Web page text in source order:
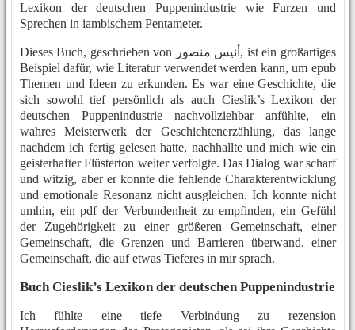
Lexikon der deutschen Puppenindustrie wie Furzen und
Sprechen in iambischem Pentameter.
Dieses Buch, geschrieben von أنيس منصور, ist ein großartiges
Beispiel dafür, wie Literatur verwendet werden kann, um epub
Themen und Ideen zu erkunden. Es war eine Geschichte, die
sich sowohl tief persönlich als auch Cieslik’s Lexikon der
deutschen Puppenindustrie nachvollziehbar anfühlte, ein
wahres Meisterwerk der Geschichtenerzählung, das lange
nachdem ich fertig gelesen hatte, nachhallte und mich wie ein
geisterhafter Flüsterton weiter verfolgte. Das Dialog war scharf
und witzig, aber er konnte die fehlende Charakterentwicklung
und emotionale Resonanz nicht ausgleichen. Ich konnte nicht
umhin, ein pdf der Verbundenheit zu empfinden, ein Gefühl
der Zugehörigkeit zu einer größeren Gemeinschaft, einer
Gemeinschaft, die Grenzen und Barrieren überwand, einer
Gemeinschaft, die auf etwas Tieferes in mir sprach.
Buch Cieslik’s Lexikon der deutschen Puppenindustrie
Ich fühlte eine tiefe Verbindung zu rezension